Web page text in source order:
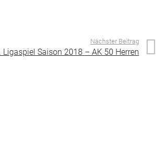
Nächster Beitrag
Ligaspiel Saison 2018 – AK 50 Herren